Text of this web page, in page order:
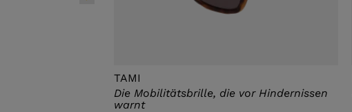
TAMI
Die Mobilitätsbrille, die vor Hindernissen
warnt